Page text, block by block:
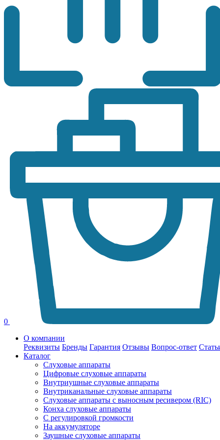
0
О компании
Реквизиты Бренды Гарантия Отзывы Вопрос-ответ
Каталог
Слуховые аппараты
Цифровые слуховые аппараты
Внутриушные слуховые аппараты
Внутриканальные слуховые аппараты
Слуховые аппараты с выносным ресивером (RIC)
Конха слуховые аппараты
С регулировкой громкости
На аккумуляторе
Заушные слуховые аппараты